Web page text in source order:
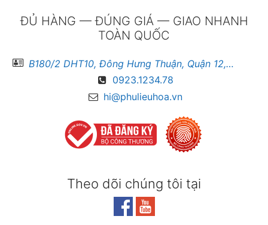
ĐỦ HÀNG — ĐÚNG GIÁ — GIAO NHANH
TOÀN QUỐC
B180/2 DHT10, Đông Hưng Thuận, Quận 12, Hồ Chí Minh
0923.1234.78
hi@phulieuhoa.vn
Theo dõi chúng tôi tại